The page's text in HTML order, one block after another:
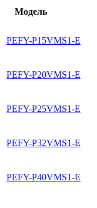
Модель
PEFY-P15VMS1-E
PEFY-P20VMS1-E
PEFY-P25VMS1-E
PEFY-P32VMS1-E
PEFY-P40VMS1-E